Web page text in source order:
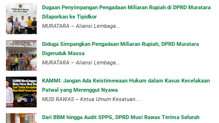
‎Dugaan Penyimpangan Pengadaan Miliaran Rupiah di DPRD Muratara
Dilaporkan ke Tipidkor
‎MURATARA – Aliansi Lembaga...
Diduga Simpangkan Pengadaan Miliaran Rupiah, DPRD Muratara
Digeruduk Massa
‎MURATARA – Aliansi Lembaga...
‎KAMMI: Jangan Ada Keistimewaan Hukum dalam Kasus Kecelakaan
Patwal yang Merenggut Nyawa
‎MUSI RAWAS – Ketua Umum Kesatuan...
Dari BBM hingga Audit SPPG, DPRD Musi Rawas Terima Seluruh